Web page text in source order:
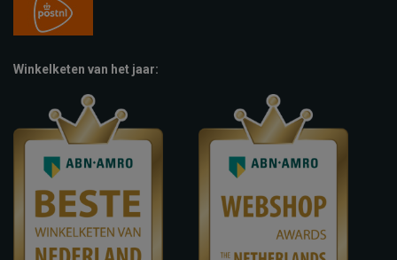
Winkelketen van het jaar: